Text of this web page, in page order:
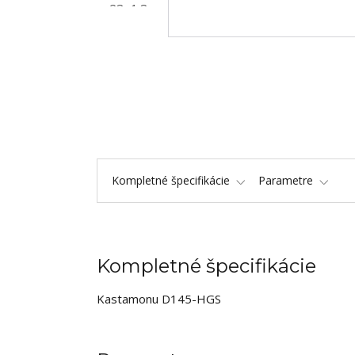
Kompletné špecifikácie Parametre
Kompletné špecifikácie
Kastamonu D145-HGS